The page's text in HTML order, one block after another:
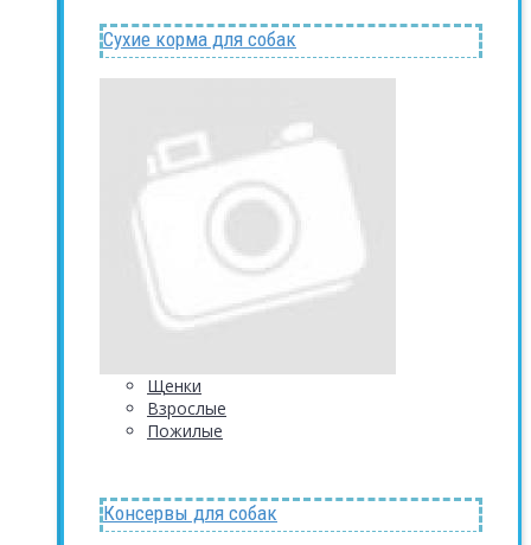
Сухие корма для собак
Щенки
Взрослые
Пожилые
Консервы для собак